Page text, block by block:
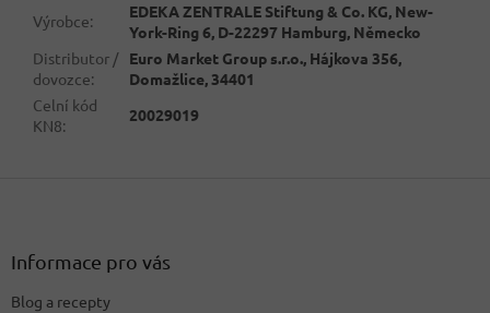
Výrobce:
EDEKA ZENTRALE Stiftung & Co. KG, New-
York-Ring 6, D-22297 Hamburg, Německo
Distributor /
dovozce:
Euro Market Group s.r.o., Hájkova 356,
Domažlice, 34401
Celní kód
KN8:
20029019
Informace pro vás
Blog a recepty